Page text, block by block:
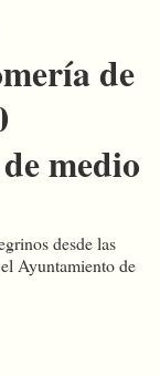
de
medio
desde las
Ayuntamiento de